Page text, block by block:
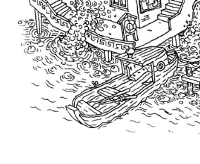
Opprørets bobler
Nyhetsbrev
Om Jippi
Kontakt